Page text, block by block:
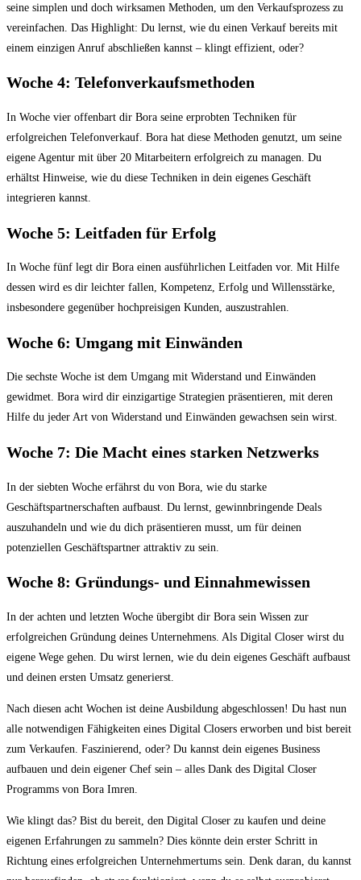
seine simplen und doch wirksamen Methoden, um den Verkaufsprozess zu
vereinfachen. Das Highlight: Du lernst, wie du einen Verkauf bereits mit
einem einzigen Anruf abschließen kannst – klingt effizient, oder?
Woche 4: Telefonverkaufsmethoden
In Woche vier offenbart dir Bora seine erprobten Techniken für
erfolgreichen Telefonverkauf. Bora hat diese Methoden genutzt, um seine
eigene Agentur mit über 20 Mitarbeitern erfolgreich zu managen. Du
erhältst Hinweise, wie du diese Techniken in dein eigenes Geschäft
integrieren kannst.
Woche 5: Leitfaden für Erfolg
In Woche fünf legt dir Bora einen ausführlichen Leitfaden vor. Mit Hilfe
dessen wird es dir leichter fallen, Kompetenz, Erfolg und Willensstärke,
insbesondere gegenüber hochpreisigen Kunden, auszustrahlen.
Woche 6: Umgang mit Einwänden
Die sechste Woche ist dem Umgang mit Widerstand und Einwänden
gewidmet. Bora wird dir einzigartige Strategien präsentieren, mit deren
Hilfe du jeder Art von Widerstand und Einwänden gewachsen sein wirst.
Woche 7: Die Macht eines starken Netzwerks
In der siebten Woche erfährst du von Bora, wie du starke
Geschäftspartnerschaften aufbaust. Du lernst, gewinnbringende Deals
auszuhandeln und wie du dich präsentieren musst, um für deinen
potenziellen Geschäftspartner attraktiv zu sein.
Woche 8: Gründungs- und Einnahmewissen
In der achten und letzten Woche übergibt dir Bora sein Wissen zur
erfolgreichen Gründung deines Unternehmens. Als Digital Closer wirst du
eigene Wege gehen. Du wirst lernen, wie du dein eigenes Geschäft aufbaust
und deinen ersten Umsatz generierst.
Nach diesen acht Wochen ist deine Ausbildung abgeschlossen! Du hast nun
alle notwendigen Fähigkeiten eines Digital Closers erworben und bist bereit
zum Verkaufen. Faszinierend, oder? Du kannst dein eigenes Business
aufbauen und dein eigener Chef sein – alles Dank des Digital Closer
Programms von Bora Imren.
Wie klingt das? Bist du bereit, den Digital Closer zu kaufen und deine
eigenen Erfahrungen zu sammeln? Dies könnte dein erster Schritt in
Richtung eines erfolgreichen Unternehmertums sein. Denk daran, du kannst